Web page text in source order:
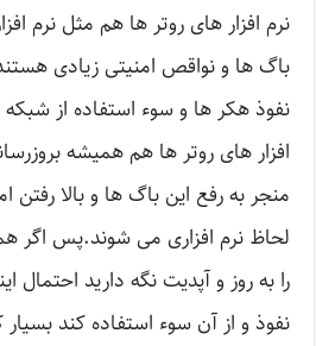
نرم افزار های روتر ها هم مثل نرم
باگ ها و نواقص امنیتی زیادی
نفوذ هکر ها و سوء استفاده از
افزار های روتر ها هم همیشه
منجر به رفع این باگ ها و بالا رفتن
لحاظ نرم افزاری می شوند.پس اگر
را به روز و آپدیت نگه دارید احتمال
نفوذ و از آن سوء استفاده کند